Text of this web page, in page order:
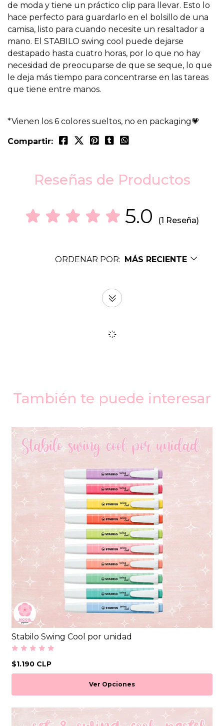
de moda y tiene un práctico clip para llevar. Esto lo
hace perfecto para guardarlo en el bolsillo de una
camisa, listo para cuando necesite un resaltador a
mano. El STABILO swing cool puede dejarse
destapado hasta cuatro horas, por lo que no hay
necesidad de preocuparse de que se seque, lo que
le deja más tiempo para concentrarse en las tareas
que tiene entre manos.
*Vienen los 6 colores sueltos, no en packaging💗
Compartir:
Reseñas de Productos
5.0 (1 Reseña)
ORDENAR POR: MÁS RECIENTE
También te puede interesar
Stabilo Swing Cool por unidad
$1.190 CLP
Ver Opciones